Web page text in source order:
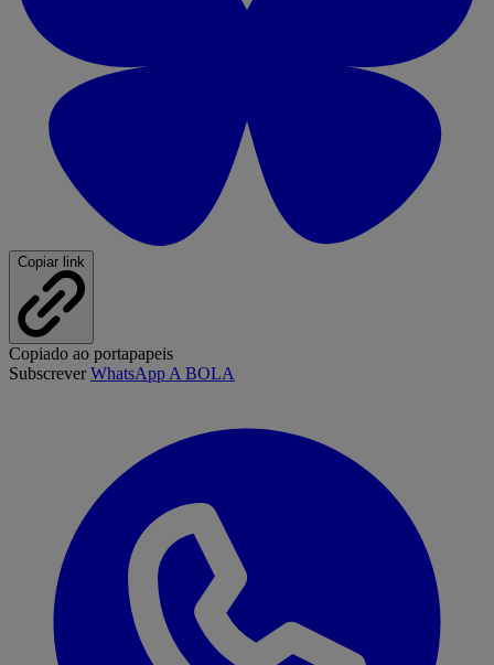
Copiar link
Copiado ao portapapeis
SubscreverWhatsApp A BOLA